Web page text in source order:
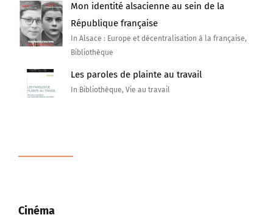
Mon identité alsacienne au sein de la
République française
In Alsace : Europe et décentralisation à la française,
Bibliothèque
Les paroles de plainte au travail
In Bibliothèque, Vie au travail
Cinéma